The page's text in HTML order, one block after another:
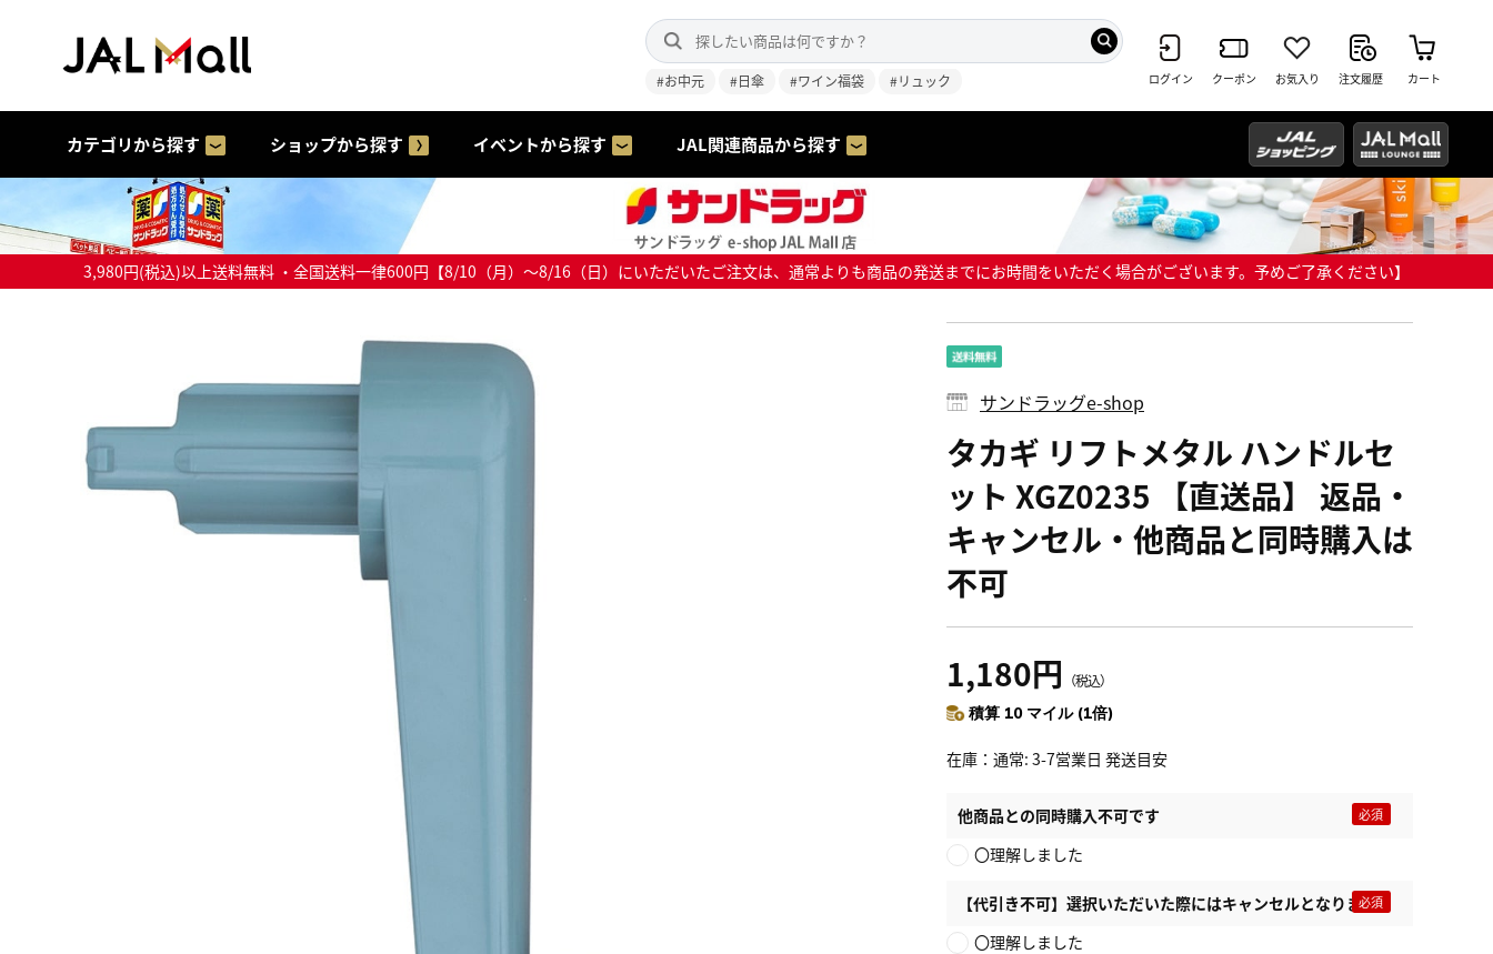
#お中元 #日傘 #ワイン福袋 #リュック ログイン クーポン お気入り 注文履歴 カート
カテゴリから探す ショップから探す イベントから探す JAL関連商品から探す
3,980円(税込)以上送料無料 ・全国送料一律600円【8/10（月）～8/16（日）にいただいたご注文は、通常よりも商品の発送までにお時間をいただく場合がございます。予めご了承ください】
サンドラッグe-shop
タカギ リフトメタル ハンドルセ
ット XGZ0235 【直送品】 返品・
キャンセル・他商品と同時購入は
不可
1,180円 （税込）
積算 10 マイル (1倍)
在庫 通常: 3-7営業日 発送目安
他商品との同時購入不可です
〇理解しました
【代引き不可】選択いただいた際にはキャンセルとなります
〇理解しました